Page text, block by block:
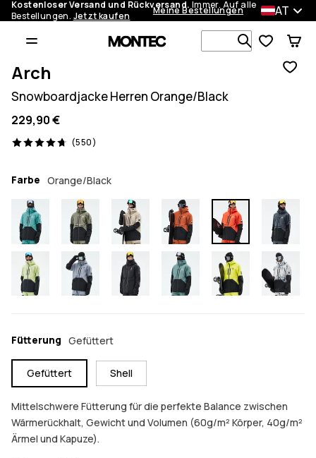
Kostenloser Versand und Rückversand. Immer. Auf alle
Bestellungen. Jetzt kaufen Meine Bestellungen AT
Arch
Snowboardjacke Herren Orange/Black
229,90 €
(550)
550 Reviews, 4.7/5
Farbe Orange/Black
Fütterung Gefüttert
Gefüttert Shell
Mittelschwere Fütterung für die perfekte Balance zwischen
Wärmerückhalt, Gewicht und Volumen (60g/m² Körper, 40g/m²
Ärmel und Kapuze).